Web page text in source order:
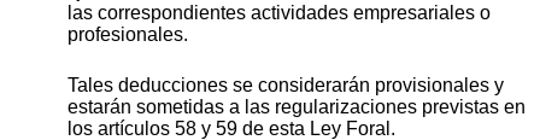
las correspondientes actividades empresariales o
profesionales.
Tales deducciones se considerarán provisionales y
estarán sometidas a las regularizaciones previstas en
los artículos 58 y 59 de esta Ley Foral.